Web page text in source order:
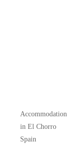
Accommodation
in El Chorro
Spain